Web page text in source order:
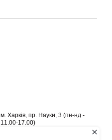
м. Харків, пр. Науки, 3 (пн-нд -
11.00-17.00)